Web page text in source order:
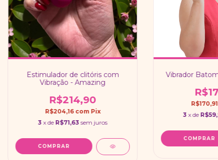
Estimulador de clitóris com
Vibração - Amazing
R$214,90
R$204,16 com Pix
3 x de R$71,63 sem juros
Vibrador
3 x de